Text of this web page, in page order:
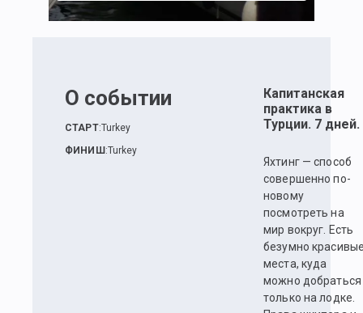
О событии
СТАРТ:Turkey
ФИНИШ :Turkey
Капитанская
практика в
Турции. 7 дней.
Яхтинг — способ
совершенно по-
новому
посмотреть на
мир вокруг. Есть
безумно
места, куда
можно добраться
только на лодке.